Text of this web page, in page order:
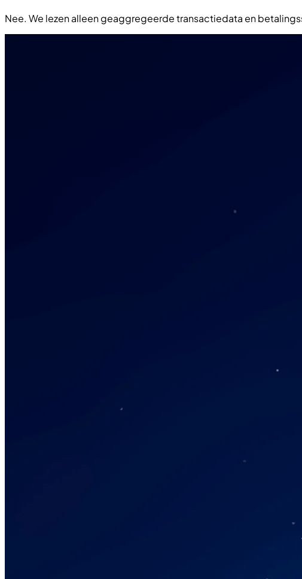
Nee. We lezen alleen geaggregeerde transactiedata en